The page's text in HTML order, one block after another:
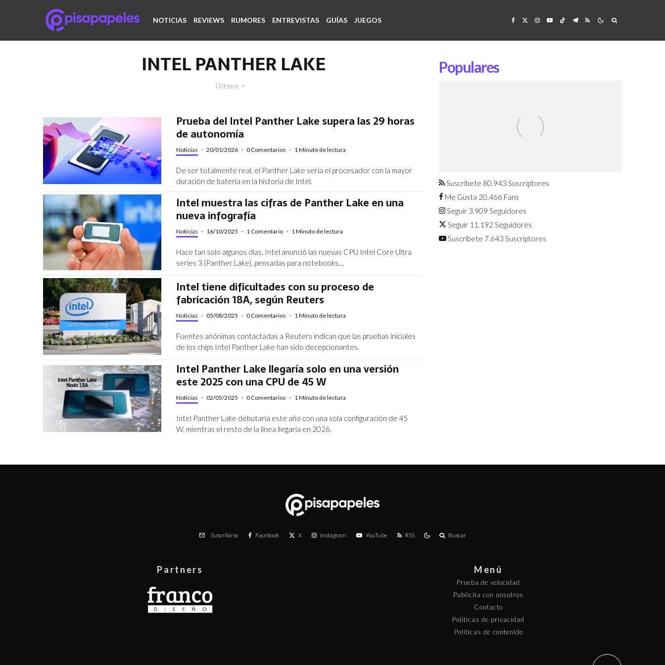
NOTICIAS REVIEWS RUMORES ENTREVISTAS GUÍAS JUEGOS
INTEL PANTHER LAKE
Último
Prueba del Intel Panther Lake supera las 29 horas
de autonomía
Noticias · 20/01/2026 · 0 Comentarios · 1 Minuto de lectura
De ser totalmente real, el Panther Lake sería el procesador con la mayor
duración de batería en la historia de Intel.
Intel muestra las cifras de Panther Lake en una
nueva infografía
Noticias · 16/10/2025 · 1 Comentario · 1 Minuto de lectura
Hace tan solo algunos días, Intel anunció las nuevas CPU Intel Core Ultra
series 3 (Panther Lake), pensadas para notebooks....
Intel tiene dificultades con su proceso de
fabricación 18A, según Reuters
Noticias · 05/08/2025 · 0 Comentarios · 1 Minuto de lectura
Fuentes anónimas contactadas a Reuters indican que las pruebas iniciales
de los chips Intel Panther Lake han sido decepcionantes.
Intel Panther Lake llegaría solo en una versión
este 2025 con una CPU de 45 W
Noticias · 02/05/2025 · 0 Comentarios · 1 Minuto de lectura
Intel Panther Lake debutaría este año con una sola configuración de 45
W, mientras el resto de la línea llegaría en 2026.
Populares
agosto
Suscríbete 80.943 Suscriptores
Me Gusta 20.466 Fans
Seguir 3.909 Seguidores
Seguir 11.192 Seguidores
Suscríbete 7.643 Suscriptores
Suscribirse Facebook X Instagram YouTube RSS Buscar
Partners Menú
Prueba de velocidad
Publicita con nosotros
Contacto
Políticas de privacidad
Políticas de contenido